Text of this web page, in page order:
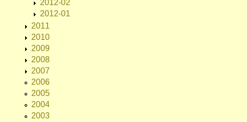
2012-02
2012-01
2011
2010
2009
2008
2007
2006
2005
2004
2003